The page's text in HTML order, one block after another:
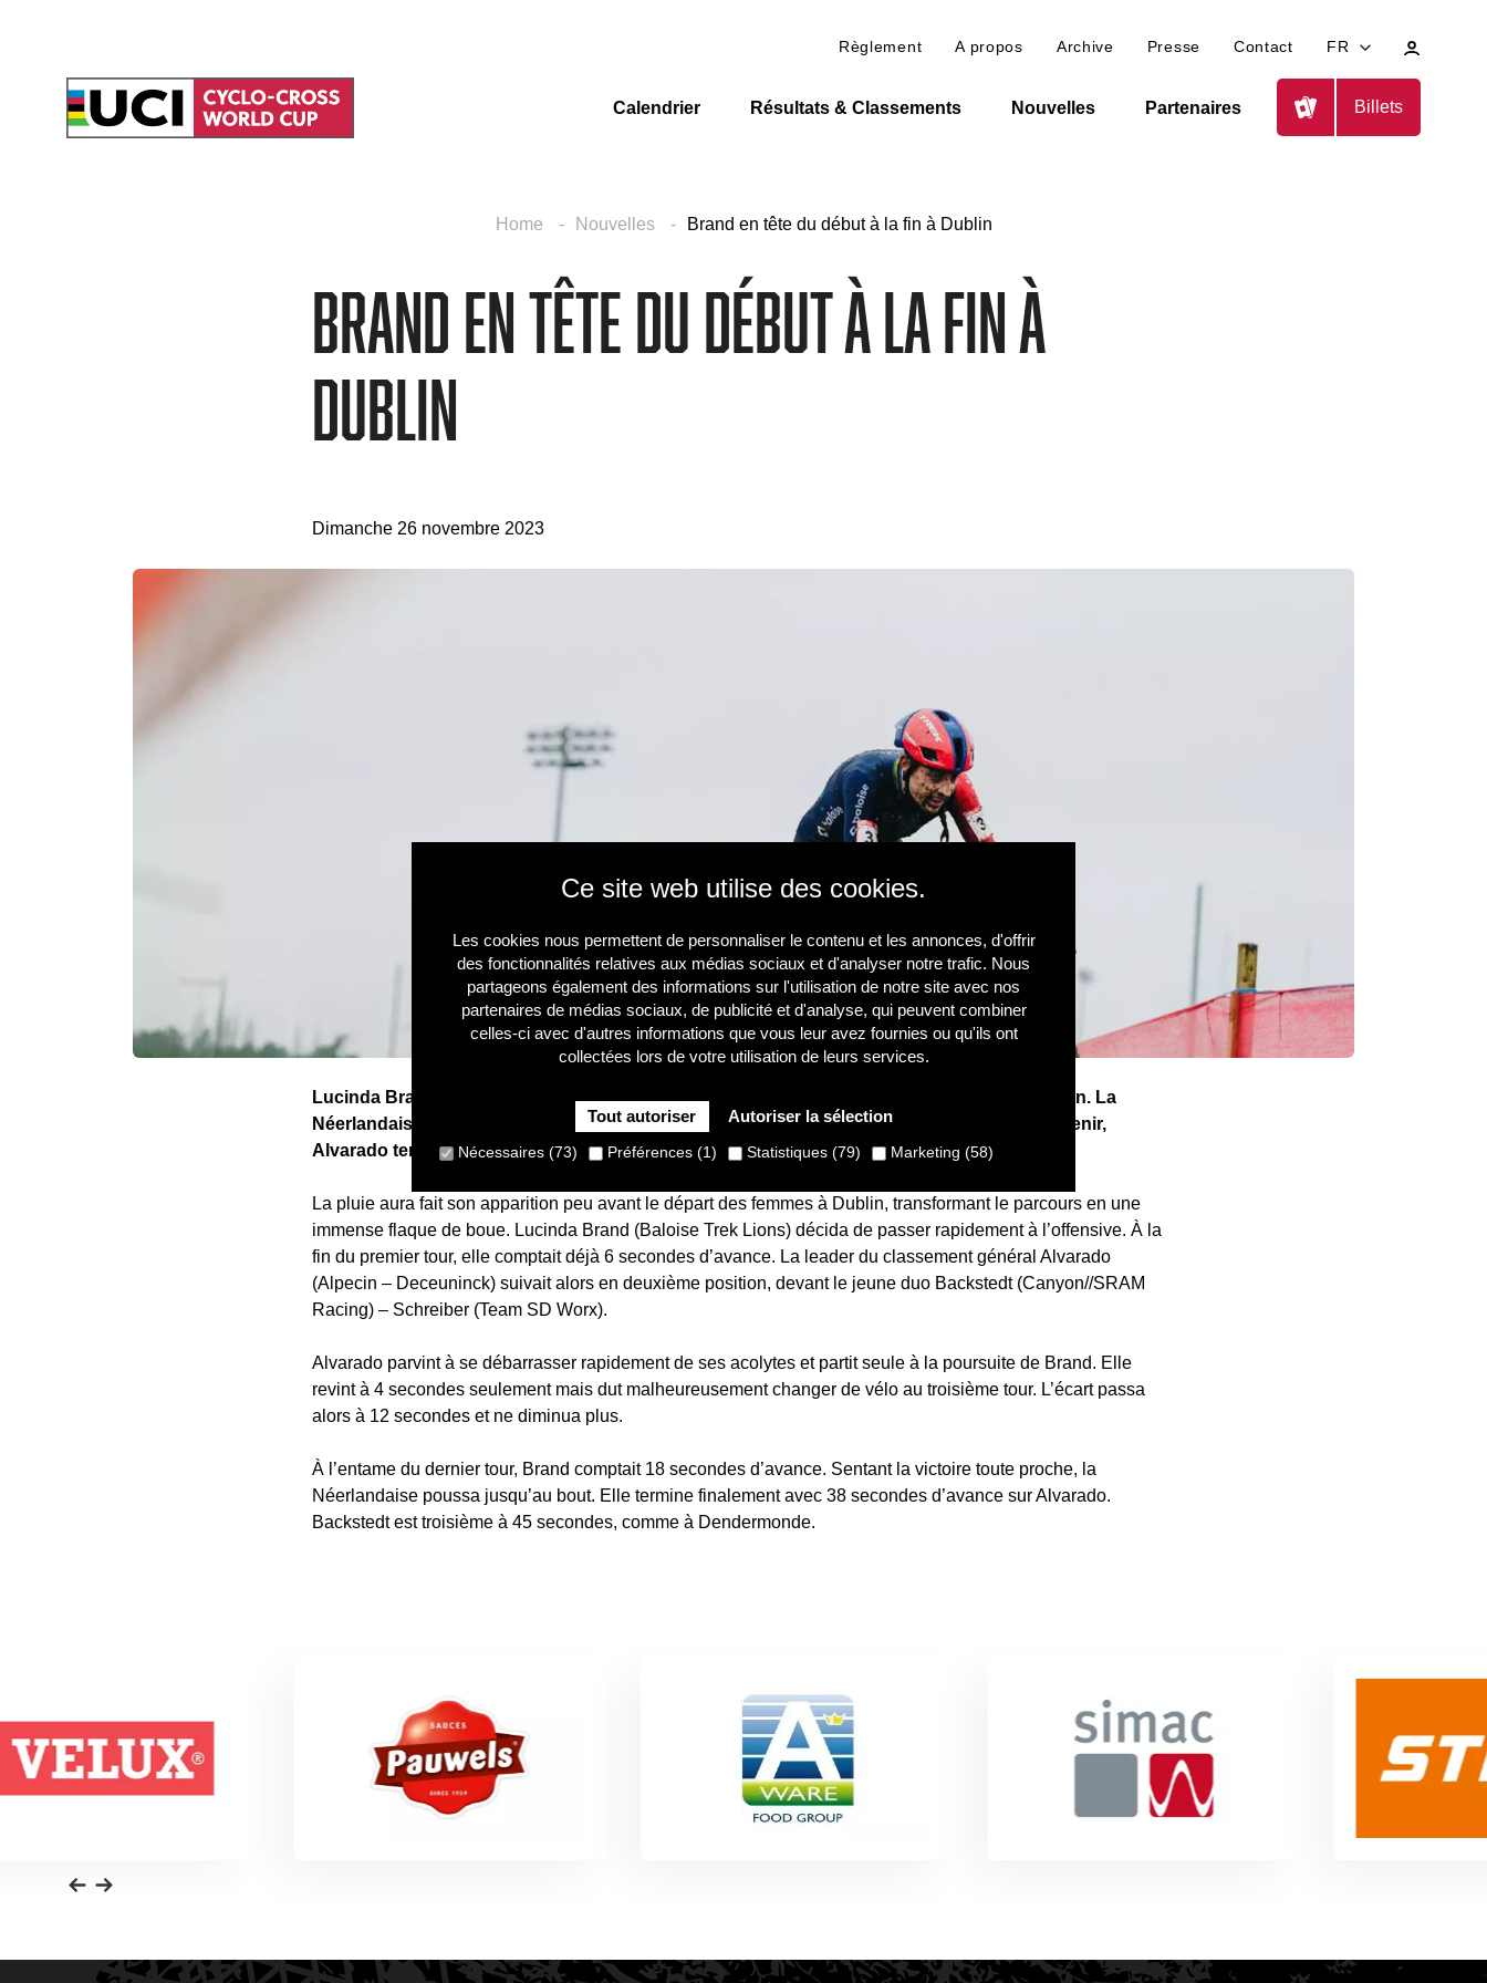
Ce site web utilise des cookies.
Les cookies nous permettent de personnaliser le contenu et les annonces, d'offrir
des fonctionnalités relatives aux médias sociaux et d'analyser notre trafic. Nous
partageons également des informations sur l'utilisation de notre site avec nos
partenaires de médias sociaux, de publicité et d'analyse, qui peuvent combiner
celles-ci avec d'autres informations que vous leur avez fournies ou qu'ils ont
collectées lors de votre utilisation de leurs services.
Tout autoriser Autoriser la sélection
Nécessaires (73) Préférences (1) Statistiques (79) Marketing (58)
Règlement A propos Archive Presse Contact FR
Calendrier Résultats & Classements Nouvelles Partenaires Billets
Home Nouvelles Brand en tête du début à la fin à Dublin
Brand en tête du début à la fin à
Dublin
Dimanche 26 novembre 2023
Lucinda Brand a dominé la cinquième manche de la saison de la tête et des épaules à Dublin. La
Néerlandaise est partie en solitaire dès le premier tour. Malgré plusieurs tentatives pour revenir,
Alvarado termine deuxième. Backstedt complète le podium, comme à Dendermonde.
La pluie aura fait son apparition peu avant le départ des femmes à Dublin, transformant le parcours en une
immense flaque de boue. Lucinda Brand (Baloise Trek Lions) décida de passer rapidement à l’offensive. À la
fin du premier tour, elle comptait déjà 6 secondes d’avance. La leader du classement général Alvarado
(Alpecin – Deceuninck) suivait alors en deuxième position, devant le jeune duo Backstedt (Canyon//SRAM
Racing) – Schreiber (Team SD Worx).
Alvarado parvint à se débarrasser rapidement de ses acolytes et partit seule à la poursuite de Brand. Elle
revint à 4 secondes seulement mais dut malheureusement changer de vélo au troisième tour. L’écart passa
alors à 12 secondes et ne diminua plus.
À l’entame du dernier tour, Brand comptait 18 secondes d’avance. Sentant la victoire toute proche, la
Néerlandaise poussa jusqu’au bout. Elle termine finalement avec 38 secondes d’avance sur Alvarado.
Backstedt est troisième à 45 secondes, comme à Dendermonde.